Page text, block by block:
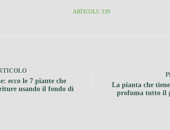
ARTICOLI: 339
ecco le 7 piante che
usando il fondo di
La pianta che
profuma tutto il